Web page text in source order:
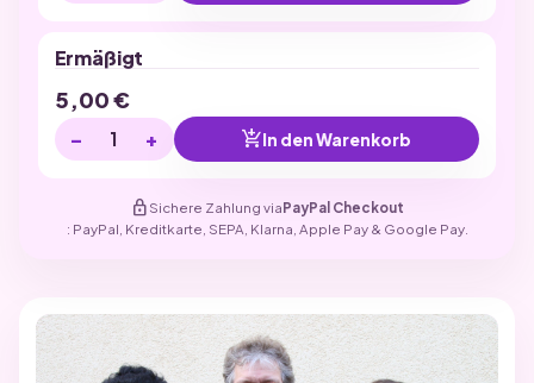
Ermäßigt
5,00€
− + add_shopping_cartIn den Warenkorb
lock Sichere Zahlung viaPayPal Checkout
: PayPal, Kreditkarte, SEPA, Klarna, Apple Pay & Google Pay.